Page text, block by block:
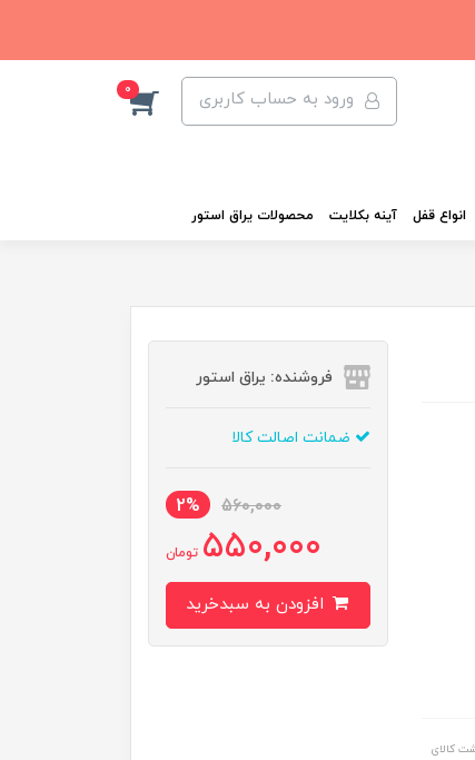
ورود به حساب کاربری 0
انواع قفل آینه بکلایت محصولات یراق استور
کالای
فروشنده: یراق استور
ضمانت اصالت کالا
560,000
2%
550,000 تومان